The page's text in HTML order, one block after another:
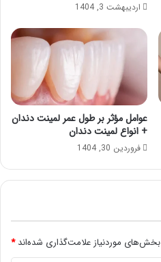
اردیبهشت 3, 1404
عوامل مؤثر بر طول عمر لمینت دندان
+ انواع لمینت دندان
فروردین 30, 1404
بخش‌های موردنیاز علامت‌گذاری شده‌اند*